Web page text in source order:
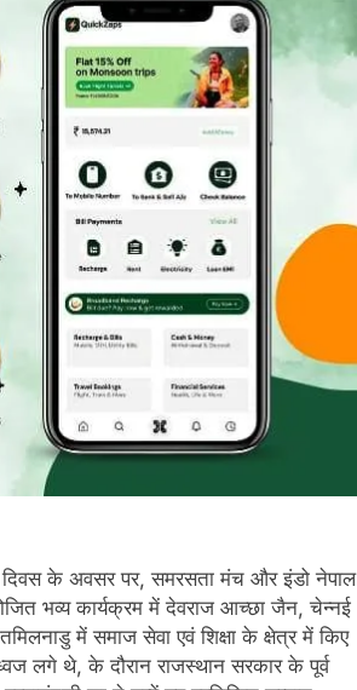
के अवसर पर, समरसता मंच और इंडो नेपाल
भव्य कार्यक्रम में देवराज आच्छा जैन, चेन्नई
में समाज सेवा एवं शिक्षा के क्षेत्र में किए
लगे थे, के दौरान राजस्थान सरकार के पूर्व